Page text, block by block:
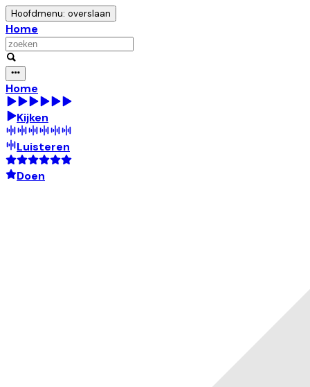
Hoofdmenu: overslaan
Home
Home
Kijken
Luisteren
Doen